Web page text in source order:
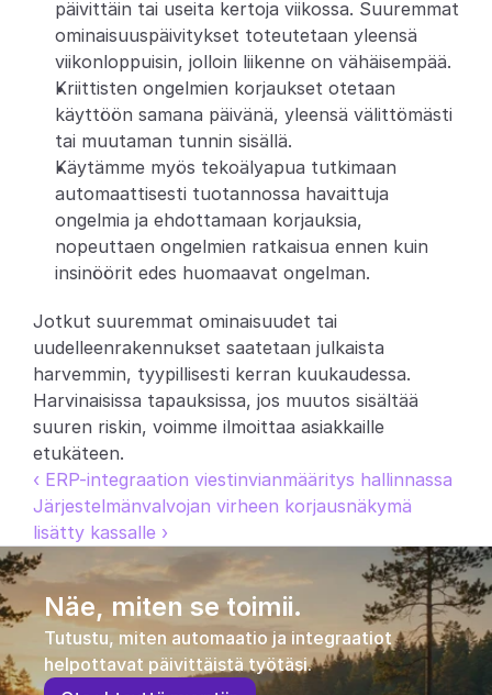
Kehittäjille
Select Language
Varaa dem o
päivittäin tai useita kertoja viikossa. Suuremmat
ominaisuuspäivitykset toteutetaan yleensä
viikonloppuisin, jolloin liikenne on vähäisempää.
Kriittisten ongelmien korjaukset otetaan
käyttöön samana päivänä, yleensä välittömästi
tai muutaman tunnin sisällä.
Käytämme myös tekoälyapua tutkimaan
automaattisesti tuotannossa havaittuja
ongelmia ja ehdottamaan korjauksia,
nopeuttaen ongelmien ratkaisua ennen kuin
insinöörit edes huomaavat ongelman.
Jotkut suuremmat ominaisuudet tai
uudelleenrakennukset saatetaan julkaista
harvemmin, tyypillisesti kerran kuukaudessa.
Harvinaisissa tapauksissa, jos muutos sisältää
suuren riskin, voimme ilmoittaa asiakkaille
etukäteen.
‹ ERP-integraation viestinvianmääritys hallinnassa
Järjestelmänvalvojan virheen korjausnäkymä
lisätty kassalle ›
Näe, miten se toimii.
Tutustu, miten automaatio ja integraatiot
helpottavat päivittäistä työtäsi.